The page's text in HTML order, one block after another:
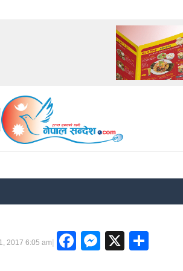
2017 6:05 am| Facebook
X